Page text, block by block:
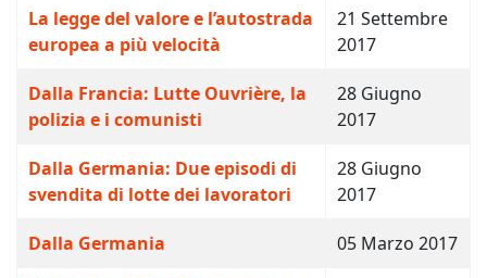
La legge del valore e l’autostrada
europea a più velocità
21 Settembre
2017
Dalla Francia: Lutte Ouvrière, la
polizia e i comunisti
28 Giugno
2017
Dalla Germania: Due episodi di
svendita di lotte dei lavoratori
28 Giugno
2017
Dalla Germania 05 Marzo 2017